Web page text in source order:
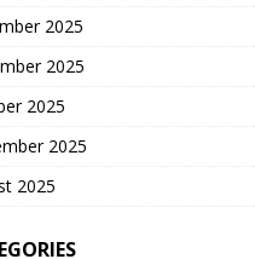
2025
2025
2025
2025
2025